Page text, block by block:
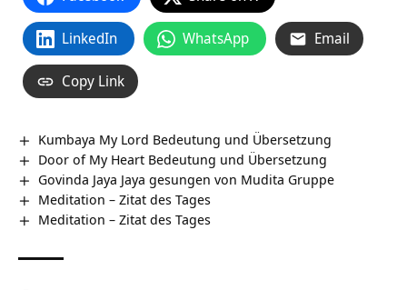
LinkedIn WhatsApp Email
Copy Link
Kumbaya My Lord Bedeutung und Übersetzung
Door of My Heart Bedeutung und Übersetzung
Govinda Jaya Jaya gesungen von Mudita Gruppe
Meditation – Zitat des Tages
Meditation – Zitat des Tages